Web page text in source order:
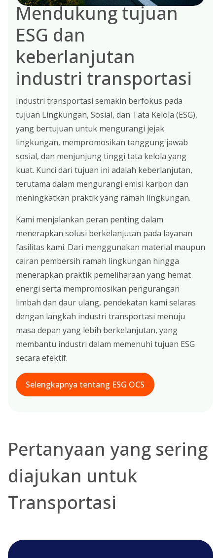
Mendukung tujuan
ESG dan
keberlanjutan
industri transportasi
Industri transportasi semakin berfokus pada
tujuan Lingkungan, Sosial, dan Tata Kelola (ESG),
yang bertujuan untuk mengurangi jejak
lingkungan, mempromosikan tanggung jawab
sosial, dan menjunjung tinggi tata kelola yang
kuat. Kunci dari tujuan ini adalah keberlanjutan,
terutama dalam mengurangi emisi karbon dan
meningkatkan praktik yang ramah lingkungan.
Kami menjalankan peran penting dalam
menerapkan solusi berkelanjutan pada layanan
fasilitas kami. Dari menggunakan material maupun
cairan pembersih ramah lingkungan hingga
menerapkan praktik pemeliharaan yang hemat
energi serta mempromosikan pengurangan
limbah dan daur ulang, pendekatan kami selaras
dengan langkah industri transportasi menuju
masa depan yang lebih berkelanjutan, yang
membantu industri dalam memenuhi tujuan ESG
secara efektif.
Selengkapnya tentang ESG OCS
Pertanyaan yang sering
diajukan untuk
Transportasi